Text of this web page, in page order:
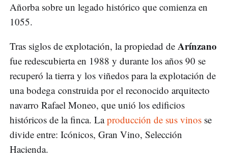
Añorba sobre un legado histórico que comienza en
1055.
Tras siglos de explotación, la propiedad de Arínzano
fue redescubierta en 1988 y durante los años 90 se
recuperó la tierra y los viñedos para la explotación de
una bodega construida por el reconocido arquitecto
navarro Rafael Moneo, que unió los edificios
históricos de la finca. Laproducción de sus vinos se
divide entre: Icónicos, Gran Vino, Selección
Hacienda.